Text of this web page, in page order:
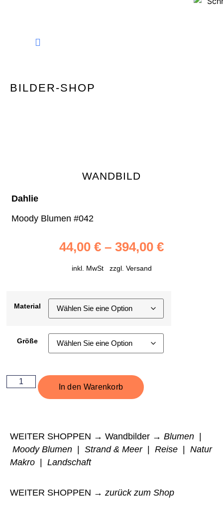
BILDER-SHOP
WANDBILD
Dahlie
Moody Blumen #042
44,00 € – 394,00 €
inkl. MwSt zzgl. Versand
Material
Größe
In den Warenkorb
WEITER SHOPPEN → Wandbilder → Blumen
Moody Blumen
Strand & Meer| Reise
Natur
Makro
Landschaft
WEITER SHOPPEN → zurück zum Shop